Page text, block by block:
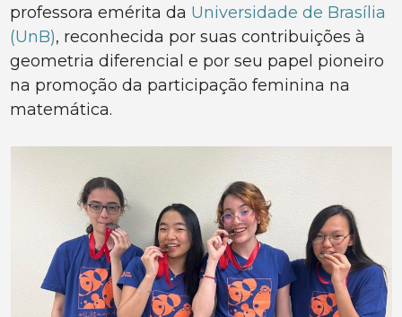
professora emérita da Universidade de Brasília
(UnB), reconhecida por suas contribuições à
geometria diferencial e por seu papel pioneiro
na promoção da participação feminina na
matemática.